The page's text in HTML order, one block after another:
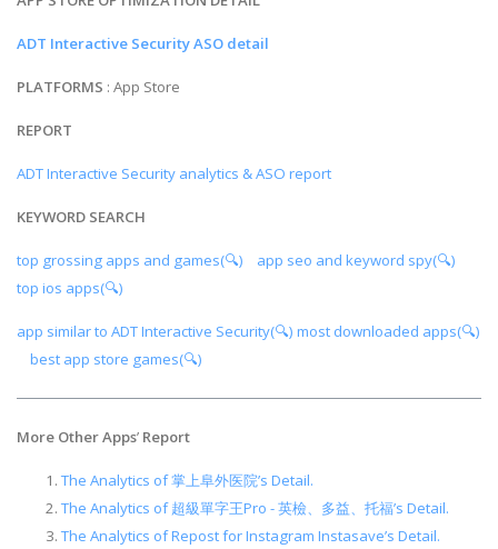
ADT Interactive Security ASO detail
PLATFORMS : App Store
REPORT
ADT Interactive Security analytics & ASO report
KEYWORD SEARCH
top grossing apps and games(🔍)
app seo and keyword spy(🔍)
top ios apps(🔍)
app similar to ADT Interactive Security(🔍) most downloaded apps(🔍)
best app store games(🔍)
More Other Apps’ Report
The Analytics of 掌上阜外医院’s Detail.
The Analytics of 超級單字王Pro - 英檢、多益、托福’s Detail.
The Analytics of Repost for Instagram Instasave’s Detail.